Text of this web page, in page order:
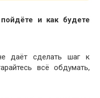
и как будете
даёт сделать шаг к
всё обдумать,